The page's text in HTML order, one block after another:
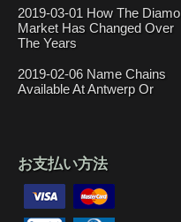
2019-03-01 How The
Market Has Changed Over
The Years
2019-02-06 Name Chains
Available At Antwerp Or
お支払い方法